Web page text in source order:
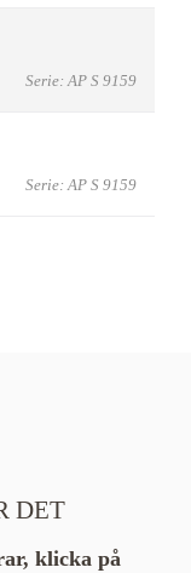
Serie: AP S 9159
Serie: AP S 9159
DET
klicka på